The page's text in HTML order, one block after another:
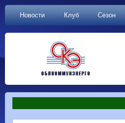
Новости Клуб Сезон